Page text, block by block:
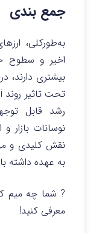
جمع بندی
اخیر و سطوح
رشد قابل‌
نوسانات بازار
نقش کلیدی و
به عهده داشته
? شما چه میم
معرفی کنید!